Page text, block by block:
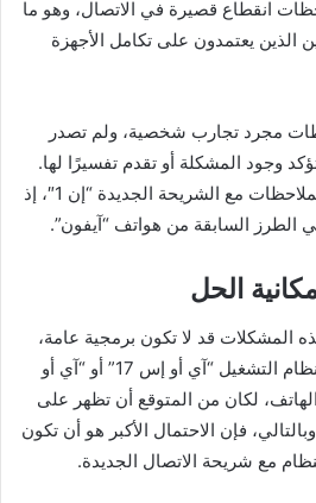
انقطاع قصيرة في الاتصال، وهو ما
الذين يعتمدون على تكامل الأجهزة
مجرد تجارب شخصية، ولم تصدر
وجود المشكلة أو تقدم تفسيرًا لها.
ومع ذلك، تتوافق كل هذه الملاحظات مع الشريحة الجديدة “إن 1″، إذ
السابقة من هواتف “آيفون”.
الحل
المشكلات قد لا تكون برمجية عامة،
فلو كانت مرتبطة مباشرة بنظام التشغيل “آي أو إس 17” أو “آي أو
الهاتف، لكان من المتوقع أن تظهر على
فإن الاحتمال الأكبر هو أن تكون
مع شريحة الاتصال الجديدة.